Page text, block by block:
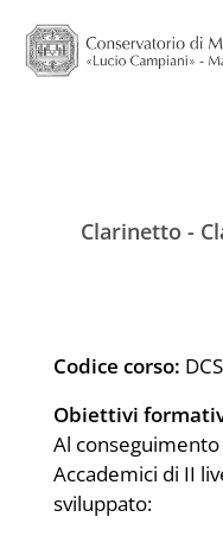
Clarinetto -
Codice corso:
Obiettivi
Al
Accademici di II
sviluppato: